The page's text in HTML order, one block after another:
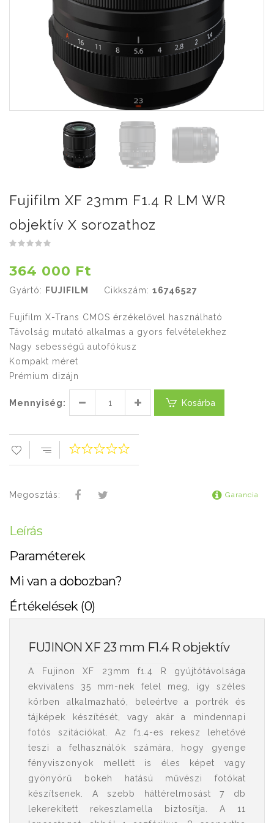
Fujifilm XF 23mm F1.4 R LM WR
objektív X sorozathoz
364 000 Ft
Gyártó: FUJIFILM Cikkszám: 16746527
Fujifilm X-Trans CMOS érzékelővel használható
Távolság mutató alkalmas a gyors felvételekhez
Nagy sebességű autofókusz
Kompakt méret
Prémium dizájn
Mennyiség: Kosárba
Megosztás: Garancia
Leírás
Paraméterek
Mi van a dobozban?
Értékelések (0)
FUJINON XF 23 mm F1.4 R objektív
A Fujinon XF 23mm f1.4 R gyújtótávolsága
ekvivalens 35 mm-nek felel meg, így széles
körben alkalmazható, beleértve a portrék és
tájképek készítését, vagy akár a mindennapi
fotós szitációkat. Az f1.4-es rekesz lehetővé
teszi a felhasználók számára, hogy gyenge
fényviszonyok mellett is éles képet vagy
gyönyörű bokeh hatású művészi fotókat
készítsenek. A szebb háttérelmosást 7 db
lekerekített rekeszlamella biztosítja. A 11